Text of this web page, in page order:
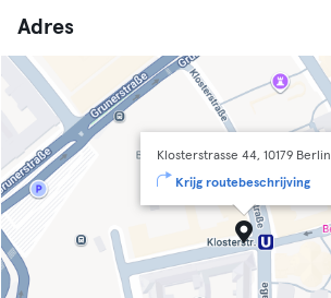
Adres
Klosterstrasse 44, 10179 Berlin
Krijg routebeschrijving